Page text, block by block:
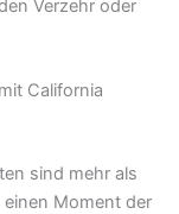
Verzehr oder
California
sind mehr als
einen Moment der